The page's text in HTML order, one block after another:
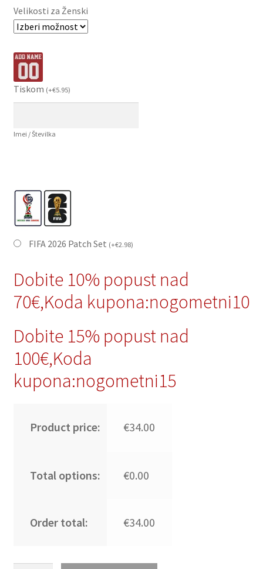
Velikosti za Ženski
Tiskom (+€5.95)
Imei / Številka
FIFA 2026 Patch Set (+€2.98)
Dobite 10% popust nad
70€,Koda kupona:nogometni10
Dobite 15% popust nad
100€,Koda
kupona:nogometni15
Product price: €34.00
Total options: €0.00
Order total: €34.00